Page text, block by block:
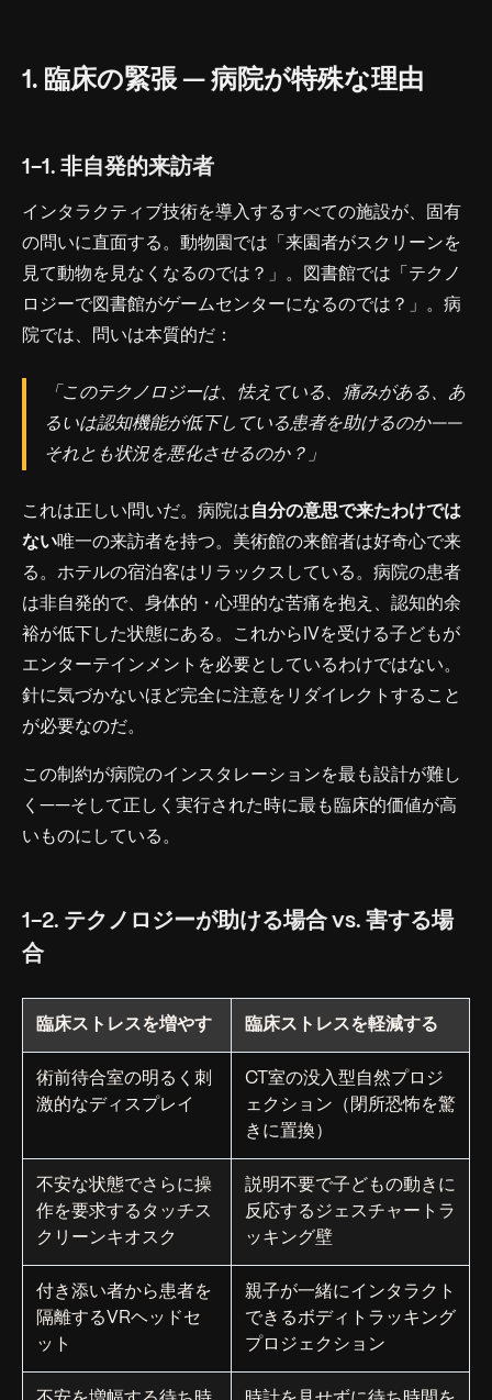
1. 臨床の緊張 — 病院が特殊な理由
1-1. 非自発的来訪者
インタラクティブ技術を導入するすべての施設が、固有
の問いに直面する。動物園では「来園者がスクリーンを
見て動物を見なくなるのでは？」。図書館では「テクノ
ロジーで図書館がゲームセンターになるのでは？」。病
院では、問いは本質的だ：
「このテクノロジーは、怯えている、痛みがある、あ
るいは認知機能が低下している患者を助けるのか——
それとも状況を悪化させるのか？」
これは正しい問いだ。病院は 自分の意思で来たわけでは
ない唯一の来訪者を持つ。美術館の来館者は好奇心で来
る。ホテルの宿泊客はリラックスしている。病院の患者
は非自発的で、身体的・心理的な苦痛を抱え、認知的余
裕が低下した状態にある。これからIVを受ける子どもが
エンターテインメントを必要としているわけではない。
針に気づかないほど完全に注意をリダイレクトすること
が必要なのだ。
この制約が病院のインスタレーションを最も設計が難し
く——そして正しく実行された時に最も臨床的価値が高
いものにしている。
1-2. テクノロジーが助ける場合 vs. 害する場
合
臨床ストレスを増やす 臨床ストレスを軽減する
術前待合室の明るく刺
激的なディスプレイ
CT室の没入型自然プロジ
ェクション（閉所恐怖を驚
きに置換）
不安な状態でさらに操
作を要求するタッチス
クリーンキオスク
説明不要で子どもの動きに
反応するジェスチャートラ
ッキング壁
付き添い者から患者を
隔離するVRヘッドセ
ット
親子が一緒にインタラクト
できるボディトラッキング
プロジェクション